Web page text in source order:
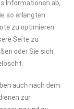
Informationen ab,
so erlangten
zu optimieren
Seite zu
oder Sie sich
auch nach dem
zur